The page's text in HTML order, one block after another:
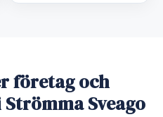
företag och
Sveago